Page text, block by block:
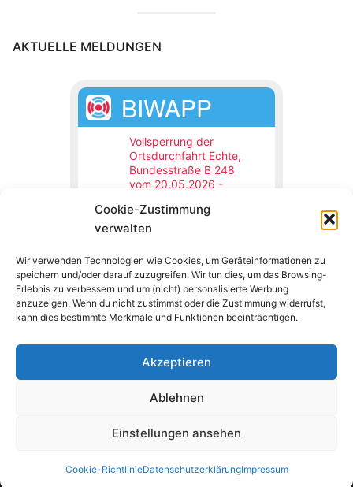
Cookie-Zustimmung
verwalten
Wir verwenden Technologien wie Cookies, um Geräteinformationen zu
speichern und/oder darauf zuzugreifen. Wir tun dies, um das Browsing-
Erlebnis zu verbessern und um (nicht) personalisierte Werbung
anzuzeigen. Wenn du nicht zustimmst oder die Zustimmung widerrufst,
kann dies bestimmte Merkmale und Funktionen beeinträchtigen.
Akzeptieren
Ablehnen
Einstellungen ansehen
Cookie-RichtlinieDatenschutzerklärungImpressum
AKTUELLE MELDUNGEN
BIWAPP
Vollsperrung der
Ortsdurchfahrt Echte,
Bundesstraße B 248
vom 20.05.2026 -
Northeim,
19.05.2026 08:00 Uhr
Bundesstraße B 248 wird
vom 20.05.2026 bis
voraussichtlich 31.12.2026
wegen Bauarbeiten voll
gesperrt.
Copyright © 2026 Feuerwehr Kalefeld
Datenschutzerklärung